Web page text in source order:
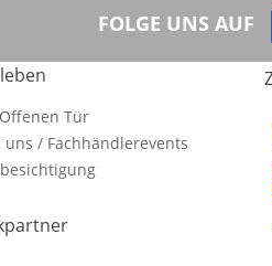
FOLGE UNS AUF
Tür
uns / Fachhändlerevents